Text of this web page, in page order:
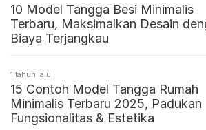
10 Model Tangga Besi Minimalis
Terbaru, Maksimalkan Desain
Biaya Terjangkau
1 tahun lalu
15 Contoh Model Tangga Rumah
Minimalis Terbaru 2025, Padukan
Fungsionalitas & Estetika